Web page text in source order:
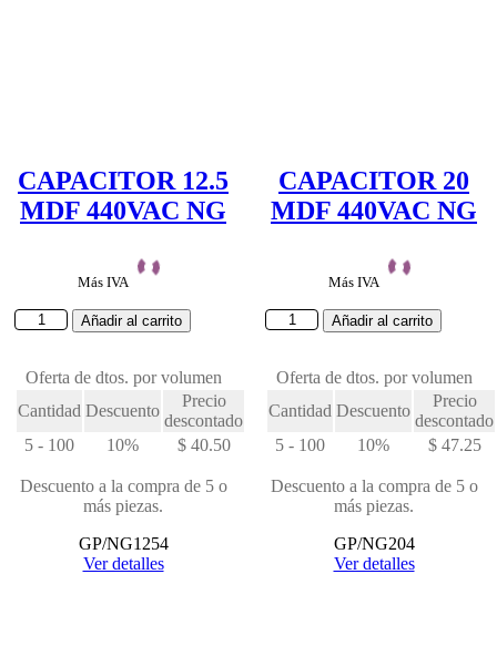
CAPACITOR 12.5
MDF 440VAC NG
Más IVA
CAPACITOR
440VAC
cantidad
Añadir al carrito
Oferta de dtos. por volumen
Cantidad Descuento
Precio
descontado
5 - 100
10% $40.50
Descuento a la compra de 5 o
más piezas.
GP/NG1254
Ver detalles
CAPACITOR 20
MDF 440VAC NG
Más IVA
CAPACITOR
440VAC
cantidad
Añadir al carrito
Oferta de dtos. por volumen
Cantidad Descuento
Precio
descontado
5 - 100
10% $47.25
Descuento a la compra de 5 o
más piezas.
GP/NG204
Ver detalles